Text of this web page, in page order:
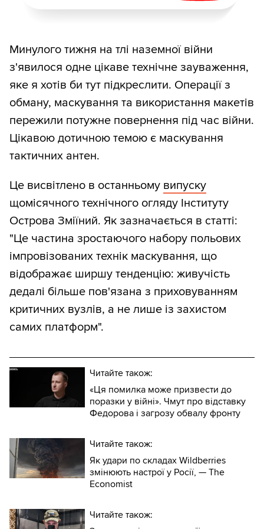
Минулого тижня на тлі наземної війни
з'явилося одне цікаве технічне зауваження,
яке я хотів би тут підкреслити. Операції з
обману, маскування та використання макетів
пережили потужне повернення під час війни.
Цікавою дотичною темою є маскування
тактичних антен.
Це висвітлено в останньому випуску
щомісячного технічного огляду Інституту
Острова Зміїний. Як зазначається в статті:
"Це частина зростаючого набору польових
імпровізованих технік маскування, що
відображає ширшу тенденцію: живучість
дедалі більше пов'язана з приховуванням
критичних вузлів, а не лише із захистом
самих платформ".
Читайте також:
«Ця помилка може призвести до
поразки у війні». Чмут про відставку
Федорова і загрозу обвалу фронту
Читайте також:
Як удари по складах Wildberries
змінюють настрої у Росії, — The
Economist
Читайте також: